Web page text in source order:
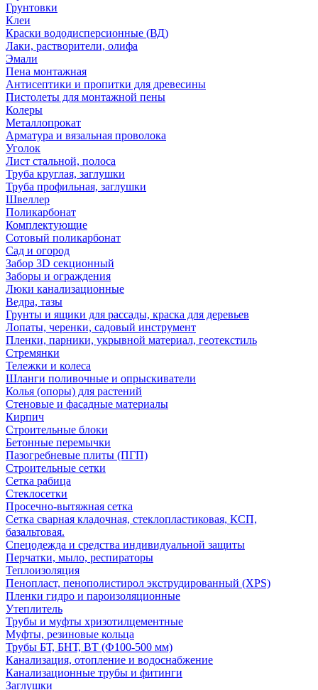
Грунтовки
Клеи
Краски вододисперсионные (ВД)
Лаки, растворители, олифа
Эмали
Пена монтажная
Антисептики и пропитки для древесины
Пистолеты для монтажной пены
Колеры
Металлопрокат
Арматура и вязальная проволока
Уголок
Лист стальной, полоса
Труба круглая, заглушки
Труба профильная, заглушки
Швеллер
Поликарбонат
Комплектующие
Сотовый поликарбонат
Сад и огород
Забор 3D секционный
Заборы и ограждения
Люки канализационные
Ведра, тазы
Грунты и ящики для рассады, краска для деревьев
Лопаты, черенки, садовый инструмент
Пленки, парники, укрывной материал, геотекстиль
Стремянки
Тележки и колеса
Шланги поливочные и опрыскиватели
Колья (опоры) для растений
Стеновые и фасадные материалы
Кирпич
Строительные блоки
Бетонные перемычки
Пазогребневые плиты (ПГП)
Строительные сетки
Сетка рабица
Стеклосетки
Просечно-вытяжная сетка
Сетка сварная кладочная, стеклопластиковая, КСП,
базальтовая.
Спецодежда и средства индивидуальной защиты
Перчатки, мыло, респираторы
Теплоизоляция
Пенопласт, пенополистирол экструдированный (XPS)
Пленки гидро и пароизоляционные
Утеплитель
Трубы и муфты хризотилцементные
Муфты, резиновые кольца
Трубы БТ, БНТ, ВТ (Ф100-500 мм)
Канализация, отопление и водоснабжение
Канализационные трубы и фитинги
Заглушки